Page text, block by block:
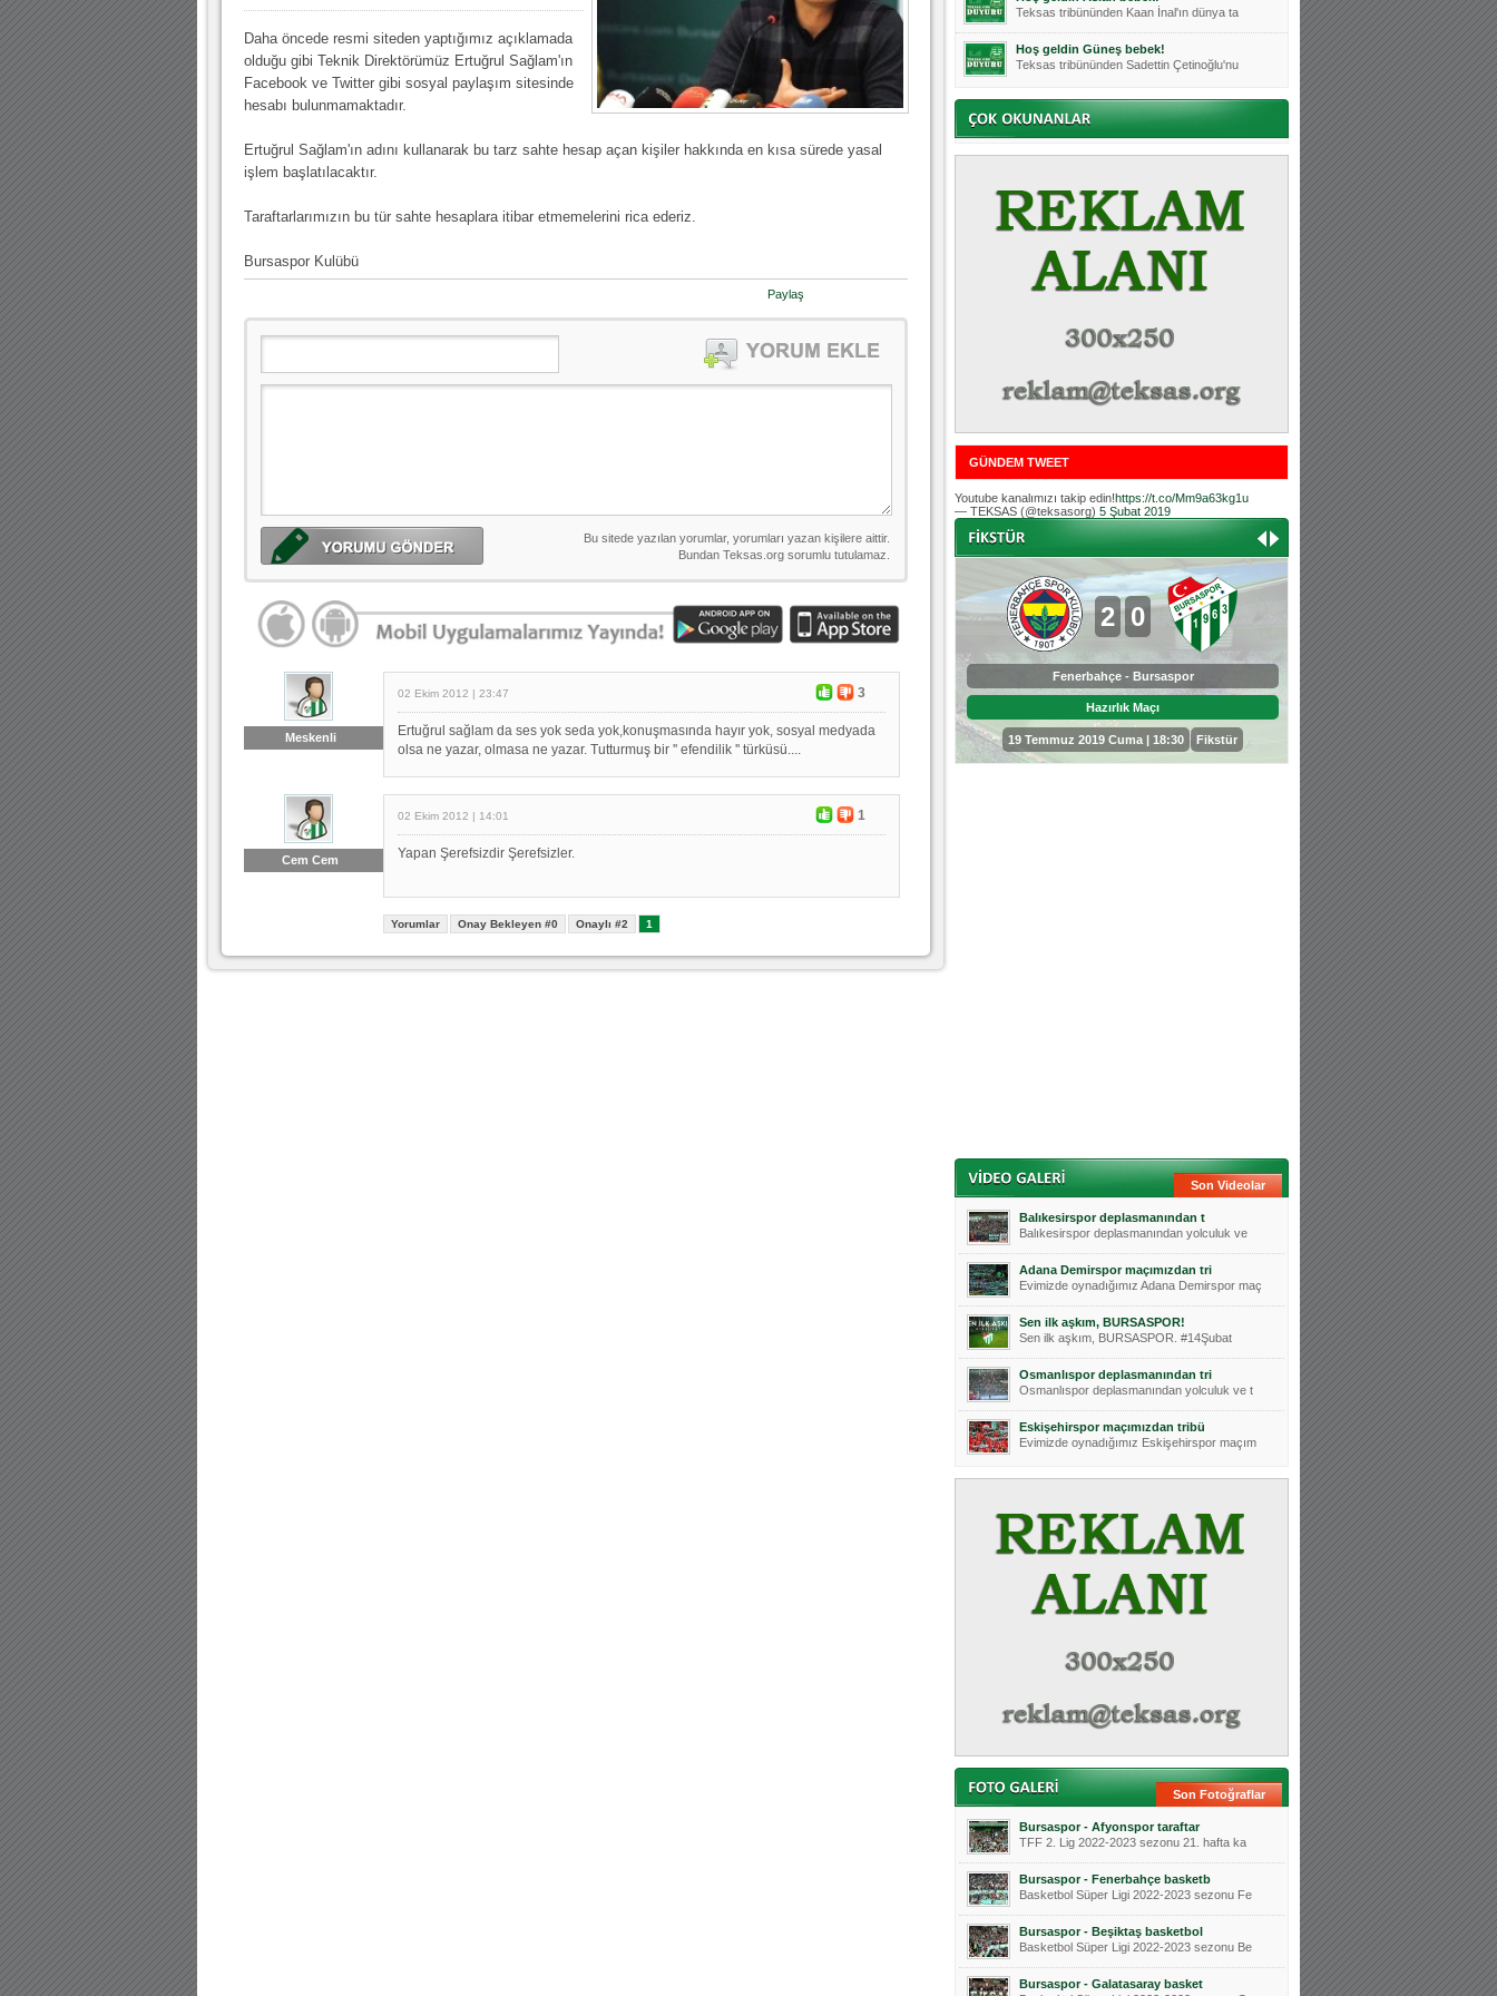
30.12.2022 18:00 |Hoş geldin Kadir Kağan Bebek!
11.11.2025 14:13 |Hoş geldin Ertuğrul Bebek!
16.07.2024 14:32 | Hoş geldin Kerem Bebek!
03.01.2024 19:09 |Hoş geldin Güneş bebek!
Daha öncede resmi siteden yaptığımız açıklamada
olduğu gibi Teknik Direktörümüz Ertuğrul Sağlam'ın
Facebook ve Twitter gibi sosyal paylaşım sitesinde
hesabı bulunmamaktadır.
Ertuğrul Sağlam'ın adını kullanarak bu tarz sahte hesap açan kişiler hakkında en kısa sürede yasal
işlem başlatılacaktır.
Taraftarlarımızın bu tür sahte hesaplara itibar etmemelerini rica ederiz.
Bursaspor Kulübü
Paylaş
Meskenli
02 Ekim 2012 | 23:47 3
Ertuğrul sağlam da ses yok seda yok,konuşmasında hayır yok, sosyal medyada
olsa ne yazar, olmasa ne yazar. Tutturmuş bir '' efendilik '' türküsü....
Cem Cem
02 Ekim 2012 | 14:01 1
Yapan Şerefsizdir Şerefsizler.
Yorumlar Onay Bekleyen #0 Onaylı #2 1
Teksas tribününden Kaan İnal'ın dünya ta
Hoş geldin Güneş bebek!
Teksas tribününden Sadettin Çetinoğlu'nu
Mutluluklar Ceyhun Tetik
Teksas tribünlerinin sevilen isimlerinde
Bursasporumuzun önü açılsın is
Hoş geldin Alaz Bebek!
Teksas.org sistem yöneticisi, ekibimizin
Hoş geldin Göktuğ Bebek!
Teksas.org ekibimizden ve tribünlerimizi
Teksas tribünlerinden Basri İleri'nin dü
Hoş geldin Kerem Bebek!
Tribünlerimizden Mesut Ulusoy'un (Duka)
Hoş geldin Aslan bebek!
Teksas tribününden Kaan İnal'ın dünya ta
Hoş geldin Güneş bebek!
Teksas tribününden Sadettin Çetinoğlu'nu
GÜNDEM TWEET
Youtube kanalımızı takip edin!https://t.co/Mm9a63kg1u
— TEKSAS (@teksasorg) 5 Şubat 2019
- -
Bursaspor - Altınordu
04 Temmuz 2020 Cumartesi | 20:00
2 0
Fenerbahçe - Bursaspor
Hazırlık Maçı
19 Temmuz 2019 Cuma | 18:30 Fikstür
0 3
Bursaspor - Sepahan
Hazırlık Maçı
25 Temmuz 2019 Perşembe |
Son Videolar
Balıkesirspor deplasmanından t
Balıkesirspor deplasmanından yolculuk ve
Adana Demirspor maçımızdan tri
Evimizde oynadığımız Adana Demirspor maç
Sen ilk aşkım, BURSASPOR!
Sen ilk aşkım, BURSASPOR. #14Şubat
Osmanlıspor deplasmanından tri
Osmanlıspor deplasmanından yolculuk ve t
Eskişehirspor maçımızdan tribü
Evimizde oynadığımız Eskişehirspor maçım
Son Fotoğraflar
Bursaspor - Afyonspor taraftar
TFF 2. Lig 2022-2023 sezonu 21. hafta ka
Bursaspor - Fenerbahçe basketb
Basketbol Süper Ligi 2022-2023 sezonu Fe
Bursaspor - Beşiktaş basketbol
Basketbol Süper Ligi 2022-2023 sezonu Be
Bursaspor - Galatasaray basket